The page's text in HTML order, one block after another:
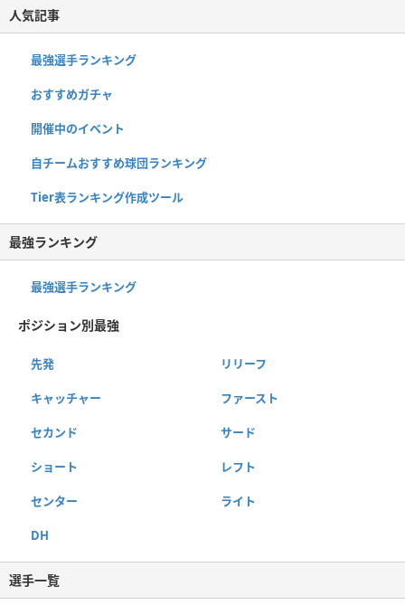
人気記事
最強選手ランキング
おすすめガチャ
開催中のイベント
自チームおすすめ球団ランキング
Tier表ランキング作成ツール
最強ランキング
最強選手ランキング
ポジション別最強
先発 リリーフ
キャッチャー ファースト
セカンド サード
ショート レフト
センター ライト
DH
選手一覧